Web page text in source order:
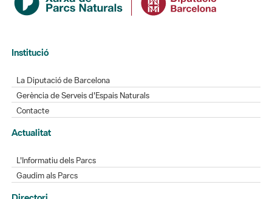
Institució
La Diputació de Barcelona
Gerència de Serveis d'Espais Naturals
Contacte
Actualitat
L'Informatiu dels Parcs
Gaudim als Parcs